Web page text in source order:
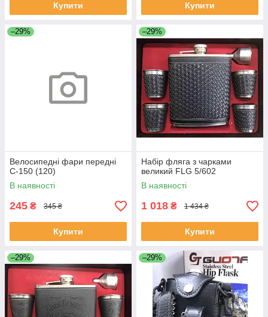
Купити Купити
–29%
Велосипедні фари передні
C-150 (120)
В наявності
245 ₴ 345 ₴
Купити
–29%
Набір фляга з чарками
великий FLG 5/602
В наявності
1 018 ₴ 1 434 ₴
Купити
–29% –29%